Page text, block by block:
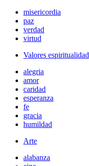
misericordia
paz
verdad
virtud
Valores espiritualidad
alegria
amor
caridad
esperanza
fe
gracia
humildad
Arte
alabanza